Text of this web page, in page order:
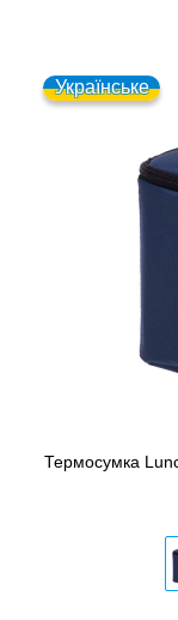
Українське
Термосумка